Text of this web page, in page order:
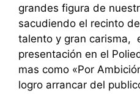
grandes figura de
sacudiendo el recinto
talento y gran carisma,
presentación en el
mas como «Por
logro arrancar del